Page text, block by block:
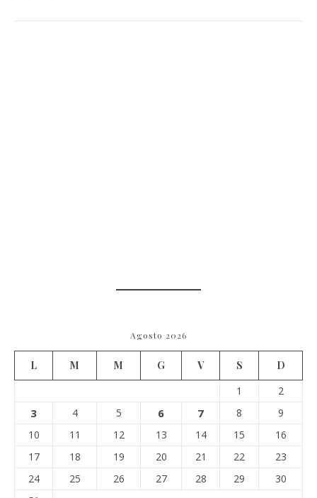
Agosto 2026
L M M G V S
D
1
2
3 4 5 6 7 8
9
10
11 12 13 14 15
16
17
18 19 20 21 22
23
24
25 26 27 28 29
30